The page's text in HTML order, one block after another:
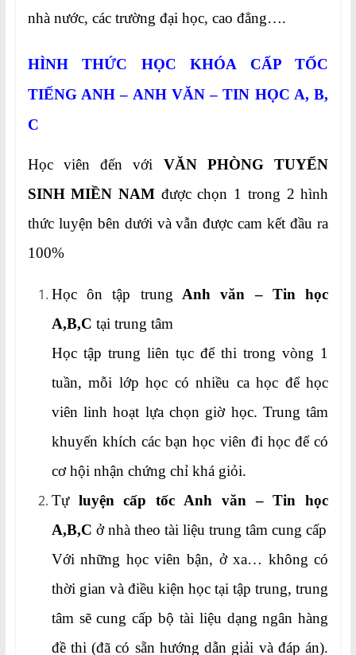
nhà nước, các trường đại học, cao đẳng….
HÌNH THỨC HỌC KHÓA CẤP TỐC
TIẾNG ANH – ANH VĂN – TIN HỌC A, B,
C
Học viên đến với VĂN PHÒNG TUYỂN
SINH MIỀN NAM được chọn 1 trong 2 hình
thức luyện bên dưới và vẫn được cam kết đầu ra
100%
Học ôn tập trung Anh văn – Tin học
A,B,C tại trung tâm
Học tập trung liên tục để thi trong vòng 1
tuần, mỗi lớp học có nhiều ca học để học
viên linh hoạt lựa chọn giờ học. Trung tâm
khuyến khích các bạn học viên đi học để có
cơ hội nhận chứng chỉ khá giỏi.
Tự luyện cấp tốc Anh văn – Tin học
A,B,C ở nhà theo tài liệu trung tâm cung cấp
Với những học viên bận, ở xa… không có
thời gian và điều kiện học tại tập trung, trung
tâm sẽ cung cấp bộ tài liệu dạng ngân hàng
đề thi (đã có sẵn hướng dẫn giải và đáp án).